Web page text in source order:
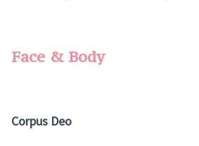
Face & Body
Corpus Deo